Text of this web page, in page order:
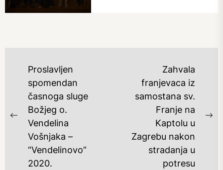
NAVIGACIJA
OBJAVA
Previous
post:
Proslavljen
spomendan
časnoga sluge
Božjeg o.
Vendelina
Vošnjaka –
“Vendelinovo”
2020.
Zahvala
franjevaca iz
samostana sv.
Franje na
Kaptolu u
Zagrebu nakon
stradanja u
potresu